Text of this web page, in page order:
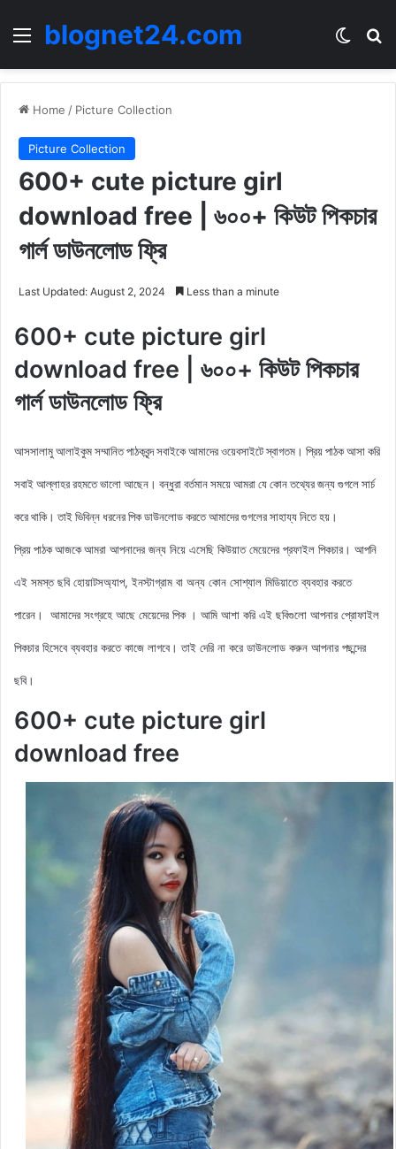
Menublognet24.com
Home / Picture Collection
Picture Collection
600+ cute picture girl
download free | ৬০০+ কিউট পিকচার
গার্ল ডাউনলোড ফ্রি
Last Updated: August 2, 2024 Less than a minute
600+ cute picture girl
download free | ৬০০+ কিউট পিকচার
গার্ল ডাউনলোড ফ্রি
আসসালামু আলাইকুম সম্মানিত পাঠকবৃন্দ সবাইকে আমাদের ওয়েবসাইটে স্বাগতম। প্রিয় পাঠক আসা করি
সবাই আল্লাহর রহমতে ভালো আছেন। বন্ধুরা বর্তমান সময়ে আমরা যে কোন তথ্যের জন্য গুগলে সার্চ
করে থাকি। তাই ভিবিন্ন ধরনের পিক ডাউনলোড করতে আমাদের গুগলের সাহায্য নিতে হয়।
প্রিয় পাঠক আজকেআমরা আপনাদের জন্য নিয়ে এসেছি কিউয়াত মেয়েদের প্রফাইল পিকচার। আপনি
এই সমস্ত ছবি হোয়াটসঅ্যাপ, ইনস্টাগ্রাম বা অন্য কোন সোশ্যাল মিডিয়াতে ব্যবহার করতে
পারেন। আমাদের সংগ্রহে আছে মেয়েদের পিক । আমি আশা করি এই ছবিগুলো আপনার প্রোফাইল
পিকচার হিসেবে ব্যবহার করতে কাজে লাগবে। তাই দেরি না করে ডাউনলোড করুন আপনার পছন্দের
ছবি।
600+ cute picture girl
download free